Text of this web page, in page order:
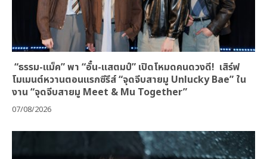
“ธรรม-แม็ค” พา “อั๋น-แสตมป์” เปิดโหมดคนดวงดี! เสิร์ฟ
โมเมนต์หวานตอนแรกซีรีส์ “จุดจีบสายมู Unlucky Bae” ใน
งาน “จุดจีบสายมู Meet & Mu Together”
07/08/2026